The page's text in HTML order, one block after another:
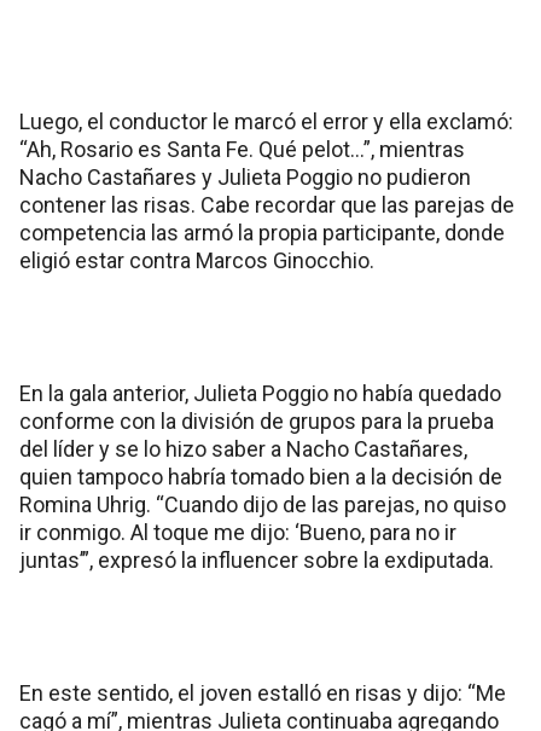
Luego, el conductor le marcó el error y ella exclamó:
“Ah, Rosario es Santa Fe. Qué pelot…”, mientras
Nacho Castañares y Julieta Poggio no pudieron
contener las risas. Cabe recordar que las parejas de
competencia las armó la propia participante, donde
eligió estar contra Marcos Ginocchio.
En la gala anterior, Julieta Poggio no había quedado
conforme con la división de grupos para la prueba
del líder y se lo hizo saber a Nacho Castañares,
quien tampoco habría tomado bien a la decisión de
Romina Uhrig. “Cuando dijo de las parejas, no quiso
ir conmigo. Al toque me dijo: ‘Bueno, para no ir
juntas’”, expresó la influencer sobre la exdiputada.
En este sentido, el joven estalló en risas y dijo: “Me
cagó a mí”, mientras Julieta continuaba agregando